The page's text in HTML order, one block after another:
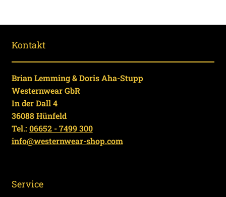
Kontakt
Brian Lemming & Doris Aha-Stupp
Westernwear GbR
In der Dall 4
36088 Hünfeld
Tel.: 06652 - 7499 300
info@westernwear-shop.com
Service